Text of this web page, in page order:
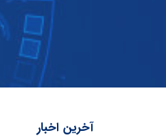
آخرین اخبار